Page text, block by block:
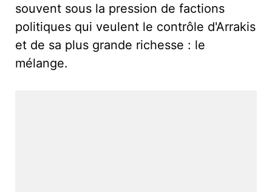
souvent sous la pression de factions
politiques qui veulent le contrôle d'Arrakis
et de sa plus grande richesse : le
mélange.